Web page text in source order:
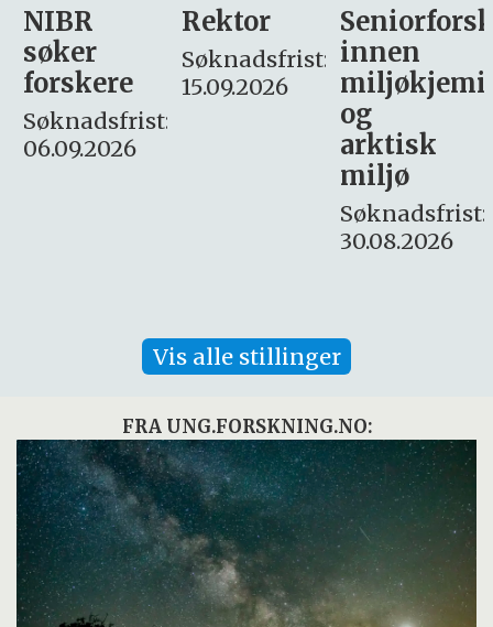
Rektor
Søknadsfrist:
15.09.2026
Seniorforsker
innen
miljøkjemi
søker
– fast
Søknadsfrist:
16. august.
Vis alle stillinger
FRA UNG.FORSKNING.NO: